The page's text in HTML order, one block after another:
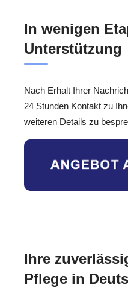
In wenigen
Unterstützung
Nach Erhalt Ihrer
24 Stunden Kontakt zu
weiteren Details zu
Ihre
Pflege in